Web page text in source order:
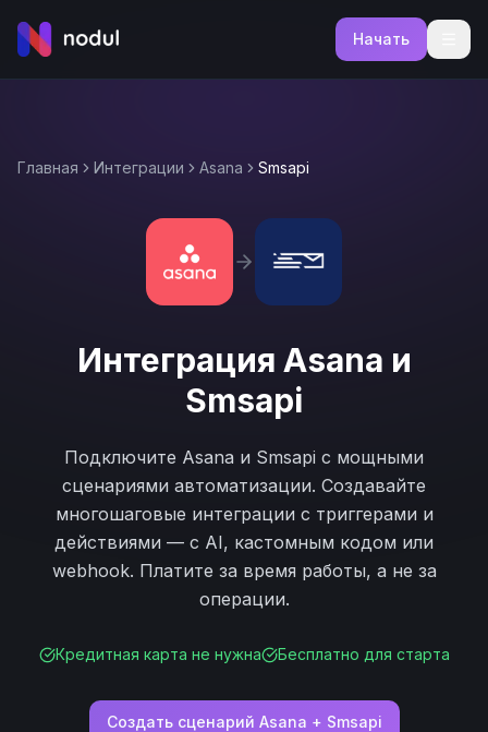
Начать
Главная Интеграции Asana Smsapi
Интеграция Asana и
Smsapi
Подключите Asana и Smsapi с мощными
сценариями автоматизации. Создавайте
многошаговые интеграции с триггерами и
действиями — с AI, кастомным кодом или
webhook. Платите за время работы, а не за
операции.
Кредитная карта не нужна Бесплатно для старта
Создать сценарий Asana + Smsapi